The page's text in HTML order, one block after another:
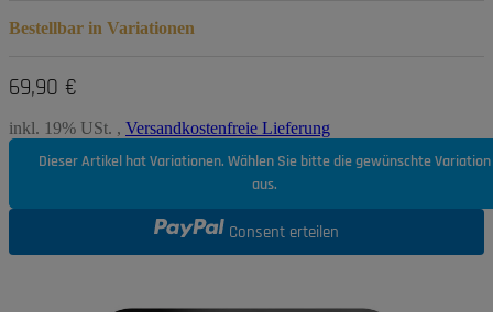
Bestellbar in Variationen
69,90 €
inkl. 19% USt. , Versandkostenfreie Lieferung
Dieser Artikel hat Variationen. Wählen Sie bitte die gewünschte Variation
aus.
Consent erteilen